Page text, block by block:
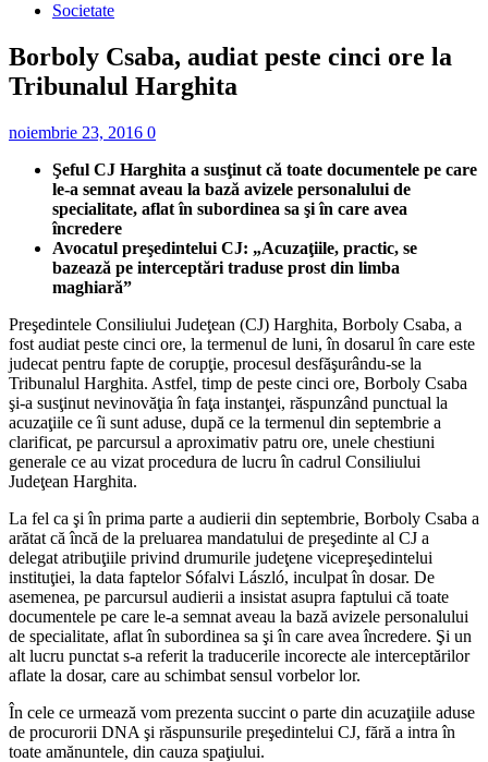
Societate
Borboly Csaba, audiat peste cinci ore la
Tribunalul Harghita
noiembrie 23, 2016 0
Şeful CJ Harghita a susţinut că toate documentele pe care
le-a semnat aveau la bază avizele personalului de
specialitate, aflat în subordinea sa şi în care avea
încredere
Avocatul preşedintelui CJ: „Acuzaţiile, practic, se
bazează pe interceptări traduse prost din limba
maghiară”
Preşedintele Consiliului Judeţean (CJ) Harghita, Borboly Csaba, a
fost audiat peste cinci ore, la termenul de luni, în dosarul în care este
judecat pentru fapte de corupţie, procesul desfăşurându-se la
Tribunalul Harghita. Astfel, timp de peste cinci ore, Borboly Csaba
şi-a susţinut nevinovăţia în faţa instanţei, răspunzând punctual la
acuzaţiile ce îi sunt aduse, după ce la termenul din septembrie a
clarificat, pe parcursul a aproximativ patru ore, unele chestiuni
generale ce au vizat procedura de lucru în cadrul Consiliului
Judeţean Harghita.
La fel ca şi în prima parte a audierii din septembrie, Borboly Csaba a
arătat că încă de la preluarea mandatului de preşedinte al CJ a
delegat atribuţiile privind drumurile judeţene vicepreşedintelui
instituţiei, la data faptelor Sófalvi László, inculpat în dosar. De
asemenea, pe parcursul audierii a insistat asupra faptului că toate
documentele pe care le-a semnat aveau la bază avizele personalului
de specialitate, aflat în subordinea sa şi în care avea încredere. Şi un
alt lucru punctat s-a referit la traducerile incorecte ale interceptărilor
aflate la dosar, care au schimbat sensul vorbelor lor.
În cele ce urmează vom prezenta succint o parte din acuzaţiile aduse
de procurorii DNA şi răspunsurile preşedintelui CJ, fără a intra în
toate amănuntele, din cauza spaţiului.